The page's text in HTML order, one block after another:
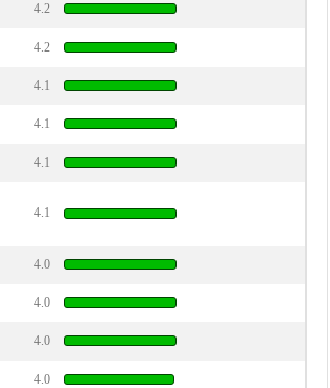
4.2
4.2
4.1
4.1
4.1
4.1
4.0
4.0
4.0
4.0